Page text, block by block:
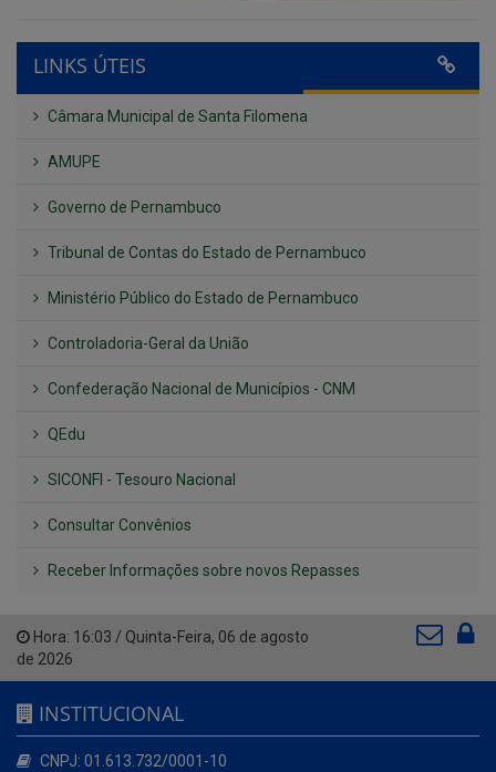
LINKS ÚTEIS
Câmara Municipal de Santa Filomena
AMUPE
Governo de Pernambuco
Tribunal de Contas do Estado de Pernambuco
Ministério Público do Estado de Pernambuco
Controladoria-Geral da União
Confederação Nacional de Municípios - CNM
QEdu
SICONFI - Tesouro Nacional
Consultar Convênios
Receber Informações sobre novos Repasses
Hora: 16:03 / Quinta-Feira, 06 de agosto
de 2026
INSTITUCIONAL
CNPJ: 01.613.732/0001-10